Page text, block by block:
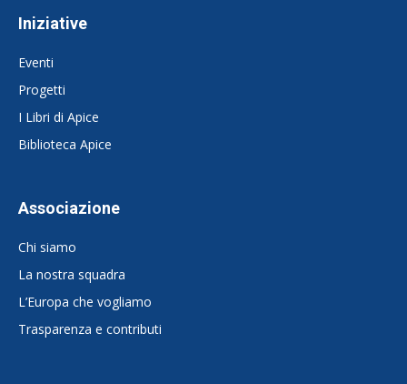
Iniziative
Eventi
Progetti
I Libri di Apice
Biblioteca Apice
Associazione
Chi siamo
La nostra squadra
L’Europa che vogliamo
Trasparenza e contributi